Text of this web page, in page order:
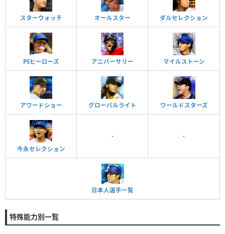
スターウォッチ オールスター ダルセレクション
PSヒーローズ アニバーサリー マイルストーン
アワードショー グローバルライト ワールドスターズ
今永セレクション
- -
日本人選手一覧
特殊能力別一覧